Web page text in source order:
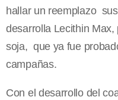
hallar un reemplazo
desarrolla Lecithin
soja, que ya fue
campañas.
Con el desarrollo del